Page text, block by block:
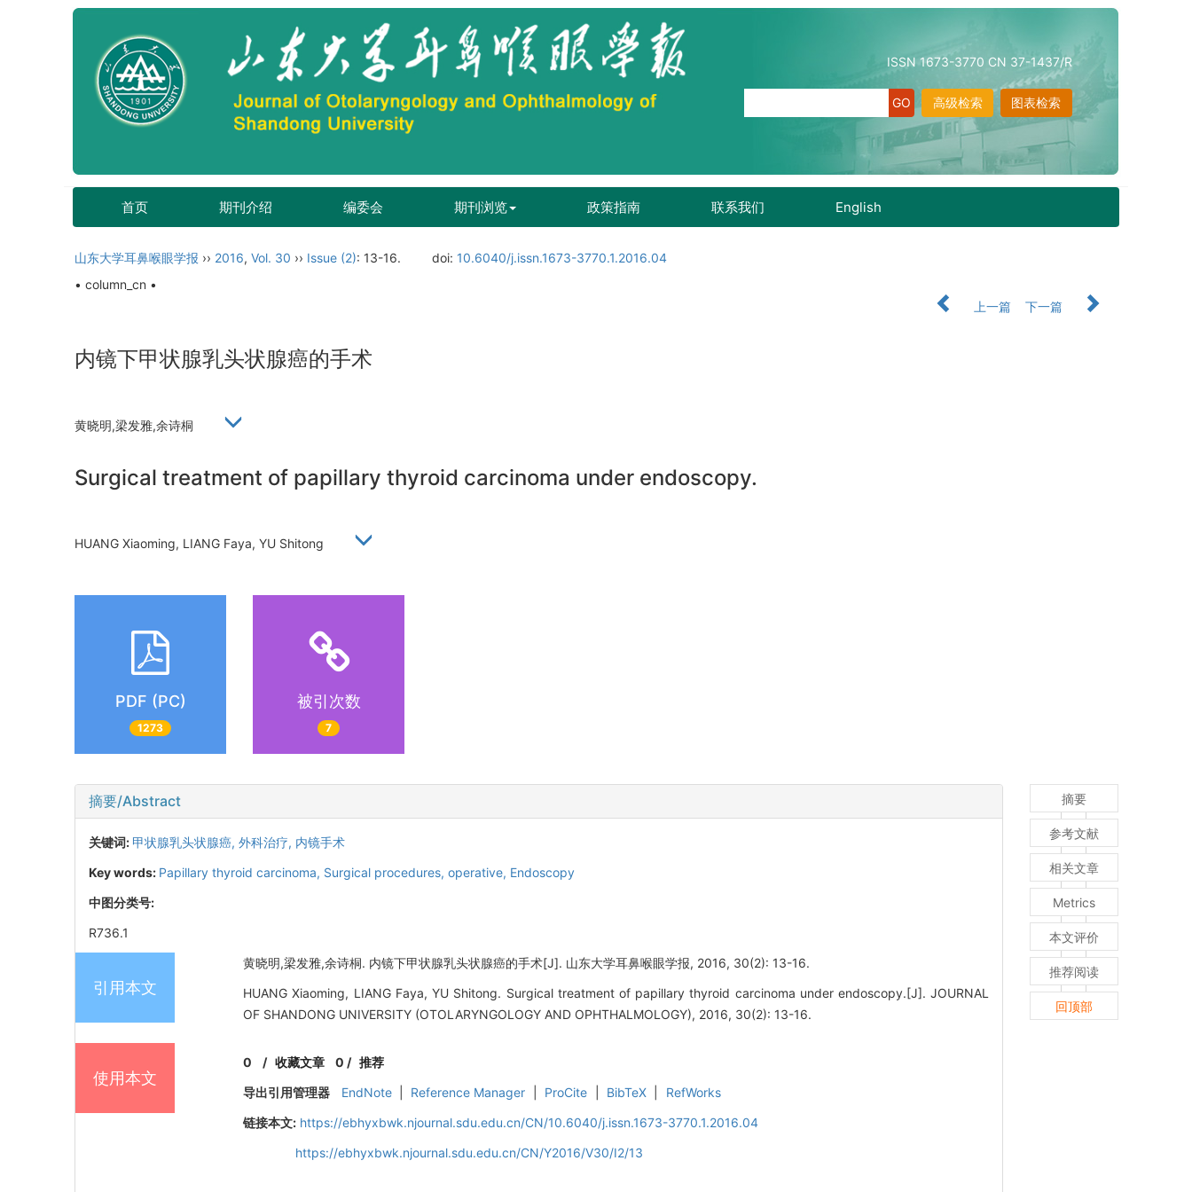
ISSN 1673-3770 CN 37-1437/R
图表检索
高级检索
首页 期刊介绍 编委会 期刊浏览 政策指南 联系我们 English
山东大学耳鼻喉眼学报 ›› 2016, Vol. 30 ›› Issue (2): 13-16. doi: 10.6040/j.issn.1673-3770.1.2016.04
• column_cn •
上一篇
下一篇
内镜下甲状腺乳头状腺癌的手术
黄晓明,梁发雅,余诗桐
Surgical treatment of papillary thyroid carcinoma under endoscopy.
HUANG Xiaoming, LIANG Faya, YU Shitong
PDF (PC)
1273
被引次数
7
摘要/Abstract
关键词: 甲状腺乳头状腺癌, 外科治疗, 内镜手术
Key words: Papillary thyroid carcinoma, Surgical procedures, operative, Endoscopy
中图分类号:
R736.1
引用本文
黄晓明,梁发雅,余诗桐. 内镜下甲状腺乳头状腺癌的手术[J]. 山东大学耳鼻喉眼学报, 2016, 30(2): 13-16.
HUANG Xiaoming, LIANG Faya, YU Shitong. Surgical treatment of papillary thyroid carcinoma under endoscopy.[J]. JOURNAL
OF SHANDONG UNIVERSITY (OTOLARYNGOLOGY AND OPHTHALMOLOGY), 2016, 30(2): 13-16.
使用本文
0 /收藏文章 0 / 推荐
导出引用管理器
EndNote Reference Manager ProCite BibTeX
RefWorks
链接本文: https://ebhyxbwk.njournal.sdu.edu.cn/CN/10.6040/j.issn.1673-3770.1.2016.04
https://ebhyxbwk.njournal.sdu.edu.cn/CN/Y2016/V30/I2/13
摘要
参考文献
相关文章
Metrics
本文评价
推荐阅读
回顶部